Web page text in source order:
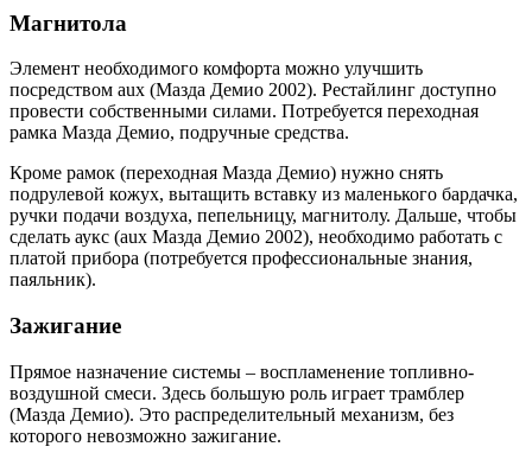
Магнитола
Элемент необходимого комфорта можно улучшить
посредством aux (Мазда Демио 2002). Рестайлинг доступно
провести собственными силами. Потребуется переходная
рамка Мазда Демио, подручные средства.
Кроме рамок (переходная Мазда Демио) нужно снять
подрулевой кожух, вытащить вставку из маленького бардачка,
ручки подачи воздуха, пепельницу, магнитолу. Дальше, чтобы
сделать аукс (aux Мазда Демио 2002), необходимо работать с
платой прибора (потребуется профессиональные знания,
паяльник).
Зажигание
Прямое назначение системы – воспламенение топливно-
воздушной смеси. Здесь большую роль играет трамблер
(Мазда Демио). Это распределительный механизм, без
которого невозможно зажигание.